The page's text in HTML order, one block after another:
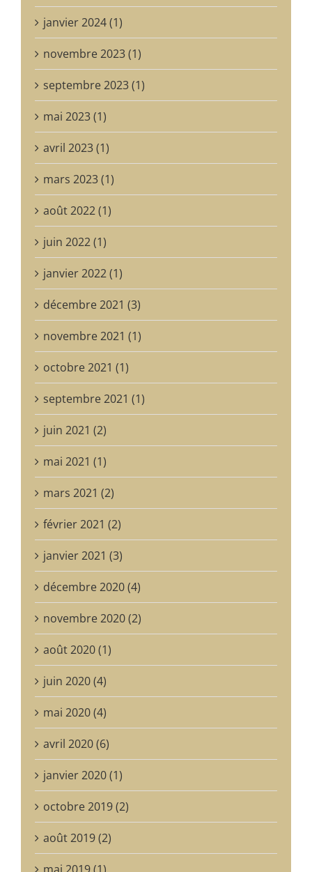
janvier 2024 (1)
novembre 2023 (1)
septembre 2023 (1)
mai 2023 (1)
avril 2023 (1)
mars 2023 (1)
août 2022 (1)
juin 2022 (1)
janvier 2022 (1)
décembre 2021 (3)
novembre 2021 (1)
octobre 2021 (1)
septembre 2021 (1)
juin 2021 (2)
mai 2021 (1)
mars 2021 (2)
février 2021 (2)
janvier 2021 (3)
décembre 2020 (4)
novembre 2020 (2)
août 2020 (1)
juin 2020 (4)
mai 2020 (4)
avril 2020 (6)
janvier 2020 (1)
octobre 2019 (2)
août 2019 (2)
mai 2019 (1)